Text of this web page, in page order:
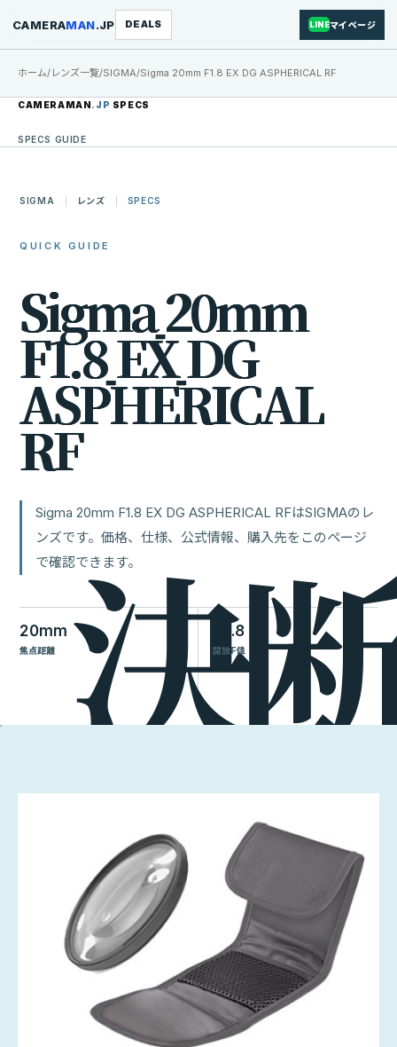
CAMERAMAN.JP DEALS LINEマイページ
ホーム/ レンズ一覧/SIGMA/Sigma 20mm F1.8 EX DG ASPHERICAL RF
CAMERAMAN.JP SPECS
SPECS GUIDE
SIGMA レンズ SPECS
QUICK GUIDE
Sigma20mm
F1.8EXDG
ASPHERICAL
RF
Sigma 20mm F1.8 EX DG ASPHERICAL RFはSIGMAのレ
ンズです。価格、仕様、公式情報、購入先をこのページ
で確認できます。
20mm
焦点距離
F1.8
開放F値